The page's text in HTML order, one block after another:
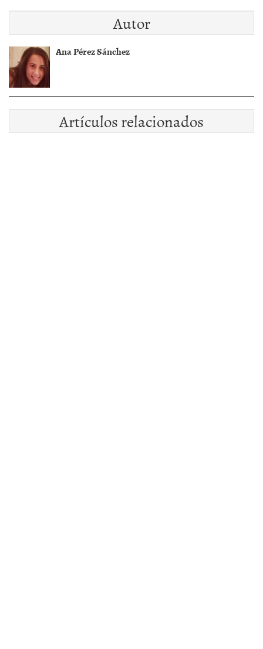
Autor
Ana Pérez Sánchez
Artículos relacionados